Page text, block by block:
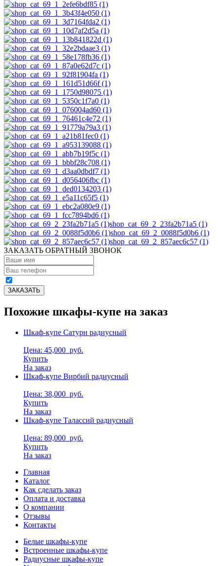
shop_cat_69_2_23fa2b71a5 (1)
shop_cat_69_2_0088f5d0b6 (1)
shop_cat_69_2_857aec6c57 (1)
ЗАКАЗАТЬ ОБРАТНЫЙ ЗВОНОК
Похожие шкафы-купе на заказ
Шкаф-купе Сатурн радиусный
Цена: 45,000 руб.
Купить
На заказ
Шкаф-купе Вирбий радиусный
Цена: 38,000 руб.
Купить
На заказ
Шкаф-купе Талассий радиусный
Цена: 89,000 руб.
Купить
На заказ
Главная
Каталог
Как сделать заказ
Оплата и доставка
О компании
Отзывы
Контакты
Белые шкафы-купе
Встроенные шкафы-купе
Радиусные шкафы-купе